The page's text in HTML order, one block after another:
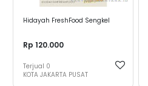
Hidayah FreshFood Sengkel
Rp 120.000
Terjual 0
KOTA JAKARTA PUSAT